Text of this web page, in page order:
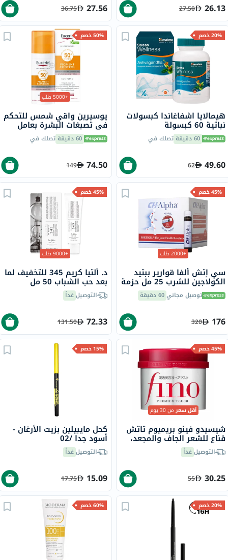
26.13
27.50
27.56
36.75
20% خصم
هيمالايا اشفاغاندا كبسولات
نباتية 60 كبسولة
60 دقيقة تصلك في
49.60
62
50% خصم
+5000 طلب
يوسيرين واقي شمس للتحكم
في تصبغات البشرة بعامل
حماية من الشمس 50+ سائل
حماية من أشعة الشمس
60 دقيقة تصلك في
74.50
149
45% خصم
+2000 طلب
سي إتش ألفا قوارير ببتيد
الكولاجين للشرب 25 مل حزمة
من 30 توصيل مجاني60 دقيقة
176
320
45% خصم
+9000 طلب
د. ألتيا كريم 345 للتخفيف لما
بعد حب الشباب 50 مل
التوصيلغداً
72.33
131.50
45% خصم
أقل سعرمن 30 يوم
شيسيدو فينو بريميوم تاتش
قناع للشعر الجاف والمجعد،
230 جرامالتوصيلغداً
30.25
55
15% خصم
كحل مايبيلين بزيت الأرغان -
أسود جدا /02
التوصيلغداً
15.09
17.75
20% خصم 60% خصم